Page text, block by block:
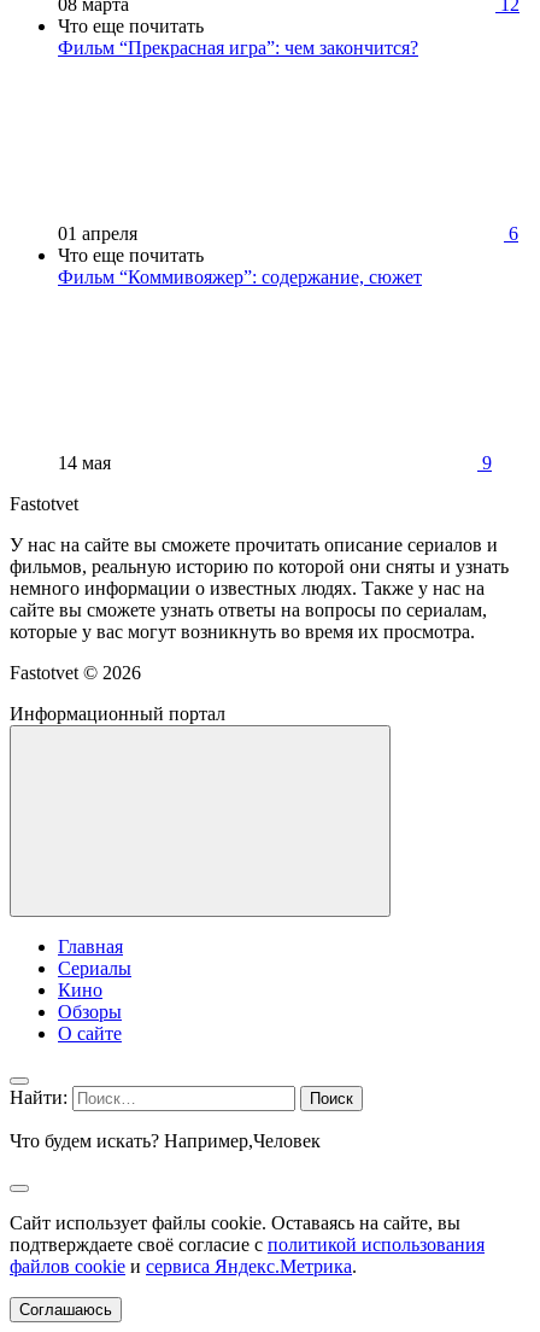
08 марта
12
Что еще почитать
Фильм “Прекрасная игра”: чем закончится?
01 апреля
6
Что еще почитать
Фильм “Коммивояжер”: содержание, сюжет
14 мая
9
Fastotvet
У нас на сайте вы сможете прочитать описание сериалов и
фильмов, реальную историю по которой они сняты и узнать
немного информации о известных людях. Также у нас на
сайте вы сможете узнать ответы на вопросы по сериалам,
которые у вас могут возникнуть во время их просмотра.
Fastotvet © 2026
Информационный портал
Главная
Сериалы
Кино
Обзоры
О сайте
Найти:
Что будем искать? Например,Человек
Сайт использует файлы cookie. Оставаясь на сайте, вы
подтверждаете своё согласие с политикой использования
файлов cookie и сервиса Яндекс.Метрика.
Соглашаюсь